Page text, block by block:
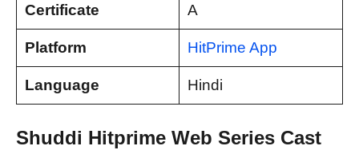
Certificate A
Platform HitPrime App
Language Hindi
Shuddi Hitprime Web Series Cast